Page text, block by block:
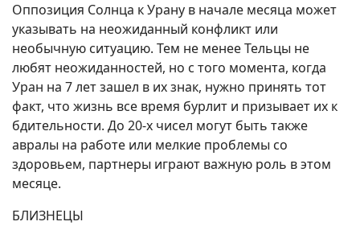
Оппозиция Солнца к Урану в начале месяца может
указывать на неожиданный конфликт или
необычную ситуацию. Тем не менее Тельцы не
любят неожиданностей, но с того момента, когда
Уран на 7 лет зашел в их знак, нужно принять тот
факт, что жизнь все время бурлит и призывает их к
бдительности. До 20-х чисел могут быть также
авралы на работе или мелкие проблемы со
здоровьем, партнеры играют важную роль в этом
месяце.
БЛИЗНЕЦЫ